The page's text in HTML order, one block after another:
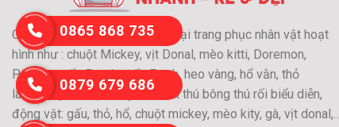
Chuyên may và cho thuê các loại trang phục nhân vật hoạt
hình như : chuột Mickey, vịt Donal, mèo kitti, Doremon,
Pikachu, gấu Panda, gấu Pooh, heo vàng, hổ vằn, thỏ
láu….Chuyên nhận may Mascot thú bông thú rối biểu diễn,
động vật: gấu, thỏ, hổ, chuột mickey, mèo kity, gà, vịt
0865 868 735
0879 679 686